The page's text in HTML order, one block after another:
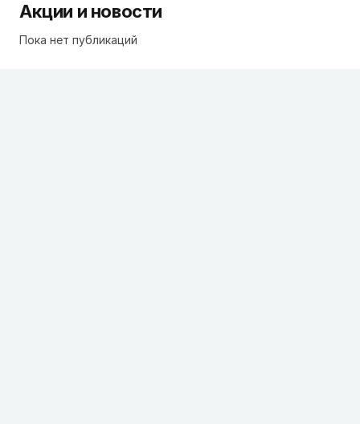
Акции и новости
Пока нет публикаций